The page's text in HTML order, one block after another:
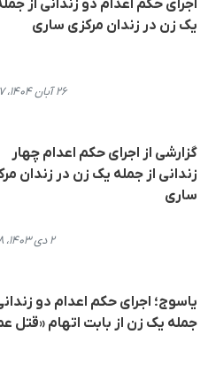
اجرای حکم اعدام دو زندانی از
یک زن در زندان مرکزی ساری
۲۶ آبان ۱۴۰۴، ۲۲:۳۷
گزارشی از اجرای حکم اعدام چهار
زندانی از جمله یک زن در زندان
ساری
۲ دی ۱۴۰۳، ۱۵:۵۸
یاسوج؛ اجرای حکم اعدام دو
جمله یک زن از بابت اتهام «قتل